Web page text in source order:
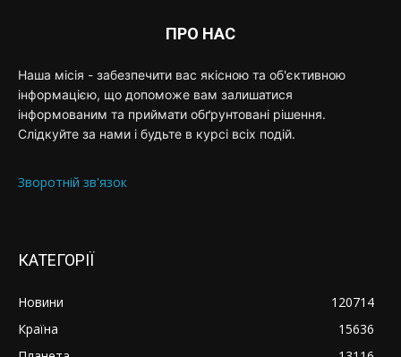
ПРО НАС
Наша місія - забезпечити вас якісною та об'єктивною
інформацією, що допоможе вам залишатися
інформованим та приймати обґрунтовані рішення.
Слідкуйте за нами і будьте в курсі всіх подій.
Зворотній зв'язок
КАТЕГОРІЇ
Новини
120714
Країна
15636